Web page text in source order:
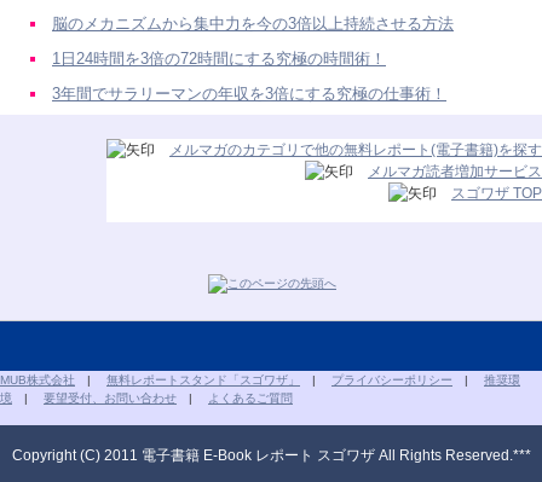
脳のメカニズムから集中力を今の3倍以上持続させる方法
1日24時間を3倍の72時間にする究極の時間術！
3年間でサラリーマンの年収を3倍にする究極の仕事術！
メルマガのカテゴリで他の無料レポート(電子書籍)を探す
メルマガ読者増加サービス
スゴワザ TOP
MUB株式会社 | 無料レポートスタンド「スゴワザ」 | プライバシーポリシー | 推奨環
境 | 要望受付、お問い合わせ | よくあるご質問
Copyright (C) 2011 電子書籍 E-Book レポート スゴワザ All Rights Reserved.***